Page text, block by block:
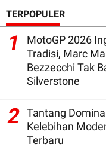
TERPOPULER
1
MotoGP 2026
Tradisi, Marc
Bezzecchi Tak
Silverstone
2 Tantang
Kelebihan
Terbaru